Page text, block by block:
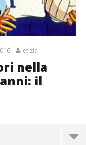
letizia
nella
il